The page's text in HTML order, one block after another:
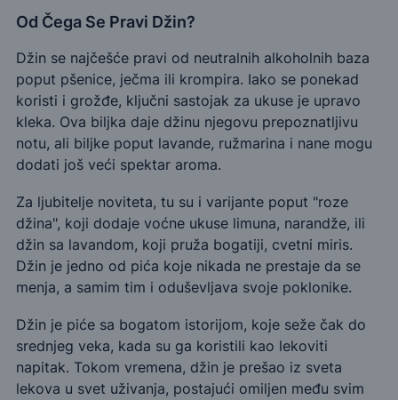
Od Čega Se Pravi Džin?
Džin se najčešće pravi od neutralnih alkoholnih baza
poput pšenice, ječma ili krompira. Iako se ponekad
koristi i grožđe, ključni sastojak za ukuse je upravo
kleka. Ova biljka daje džinu njegovu prepoznatljivu
notu, ali biljke poput lavande, ružmarina i nane mogu
dodati još veći spektar aroma.
Za ljubitelje noviteta, tu su i varijante poput "roze
džina", koji dodaje voćne ukuse limuna, narandže, ili
džin sa lavandom, koji pruža bogatiji, cvetni miris.
Džin je jedno od pića koje nikada ne prestaje da se
menja, a samim tim i oduševljava svoje poklonike.
Džin je piće sa bogatom istorijom, koje seže čak do
srednjeg veka, kada su ga koristili kao lekoviti
napitak. Tokom vremena, džin je prešao iz sveta
lekova u svet uživanja, postajući omiljen među svim